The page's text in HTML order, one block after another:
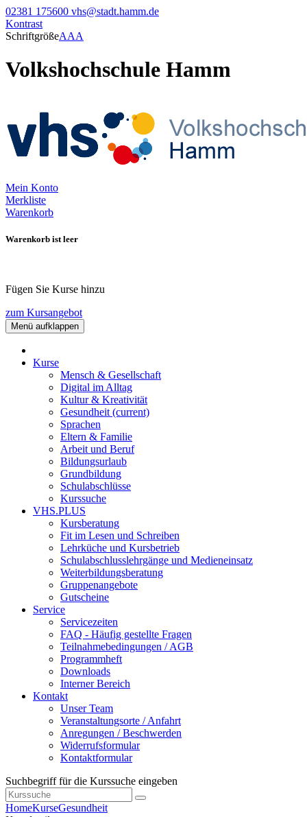
02381 175600 vhs@stadt.hamm.de
Kontrast
SchriftgrößeAAA
Volkshochschule Hamm
Mein Konto
Merkliste
Warenkorb
Warenkorb ist leer
Fügen Sie Kurse hinzu
zum Kursangebot
Menü aufklappen
Kurse
Mensch & Gesellschaft
Digital im Alltag
Kultur & Kreativität
Gesundheit (current)
Sprachen
Eltern & Familie
Arbeit und Beruf
Bildungsurlaub
Grundbildung
Schulabschlüsse
Kurssuche
VHS.PLUS
Kursberatung
Fit im Lesen und Schreiben
Lehrküche und Kursbetrieb
Schulabschlusslehrgänge und Medieneinsatz
Weiterbildungsberatung
Gruppenangebote
Gutscheine
Service
Servicezeiten
FAQ - Häufig gestellte Fragen
Teilnahmebedingungen / AGB
Programmheft
Downloads
Interner Bereich
Kontakt
Unser Team
Veranstaltungsorte / Anfahrt
Anregungen / Beschwerden
Widerrufsformular
Kontaktformular
Suchbegriff für die Kurssuche eingeben
HomeKurseGesundheit